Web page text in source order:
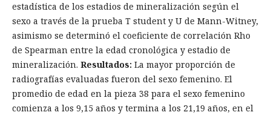
estadística de los estadios de mineralización según el
sexo a través de la prueba T student y U de Mann-Witney,
asimismo se determinó el coeficiente de correlación Rho
de Spearman entre la edad cronológica y estadio de
mineralización. Resultados: La mayor proporción de
radiografías evaluadas fueron del sexo femenino. El
promedio de edad en la pieza 38 para el sexo femenino
comienza a los 9,15 años y termina a los 21,19 años, en el